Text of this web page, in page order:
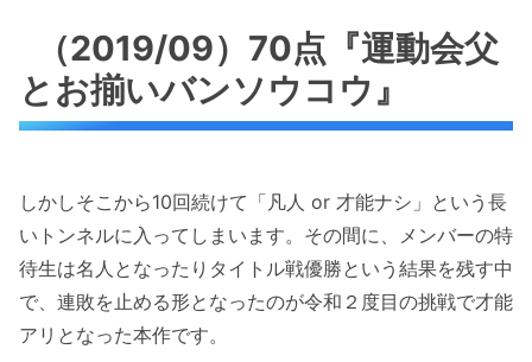
（2019/09）70点『運動会父
とお揃いバンソウコウ』
しかしそこから10回続けて「凡人 or 才能ナシ」という長
いトンネルに入ってしまいます。その間に、メンバーの特
待生は名人となったりタイトル戦優勝という結果を残す中
で、連敗を止める形となったのが令和２度目の挑戦で才能
アリとなった本作です。